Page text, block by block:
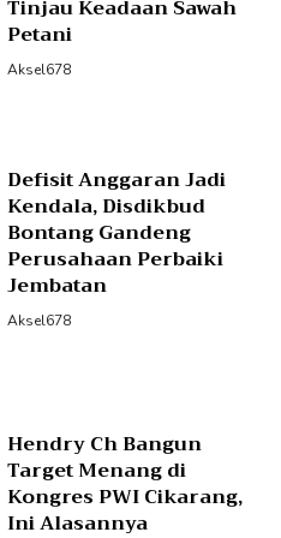
Tinjau Keadaan Sawah
Petani
Aksel678
Defisit Anggaran Jadi
Kendala, Disdikbud
Bontang Gandeng
Perusahaan Perbaiki
Jembatan
Aksel678
Hendry Ch Bangun
Target Menang di
Kongres PWI Cikarang,
Ini Alasannya